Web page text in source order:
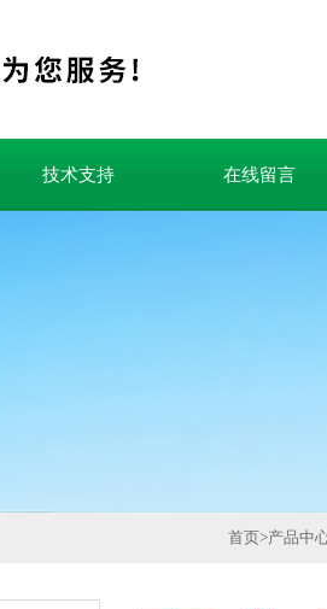
技术支持 在线留言
首页>产品中